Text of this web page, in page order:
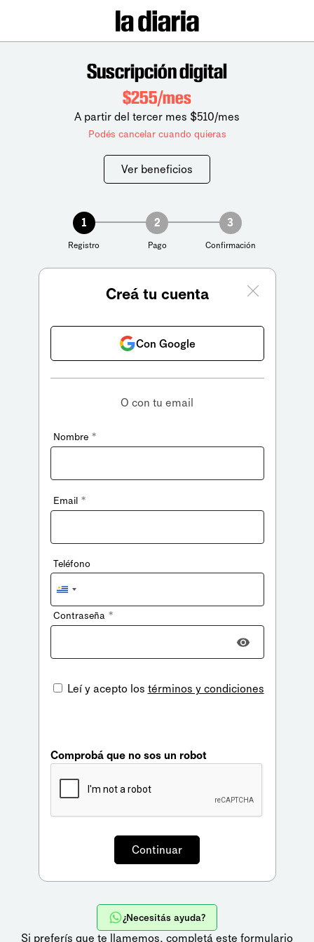
Suscripción digital
$255/mes
A partir del tercer mes $510/mes
Podés cancelar cuando quieras
Ver beneficios
1
Registro
2
Pago
3
Confirmación
Creá tu cuenta
Con Google
O con tu email
Nombre *
Email *
Teléfono
Uruguay
+598
Contraseña *
Leí y acepto los términos y condiciones
Comprobá que no sos un robot
¿Necesitás ayuda?
Si preferís que te llamemos, completá este formulario